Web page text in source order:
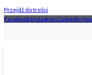
Przejdź do treści
Facebook Instagram Linkedin